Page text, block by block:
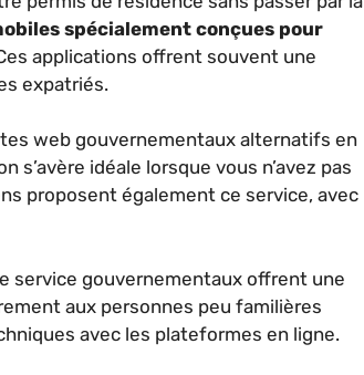
spécialement conçues pour
applications offrent souvent une
expatriés.
web gouvernementaux alternatifs en
idéale lorsque vous n’avez pas
proposent également ce service, avec
service gouvernementaux offrent une
aux personnes peu familières
avec les plateformes en ligne.